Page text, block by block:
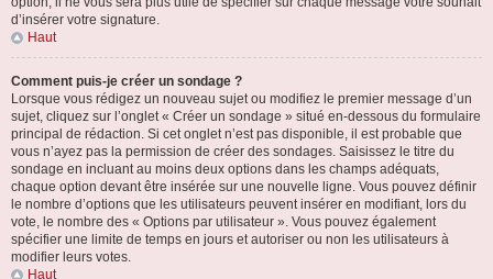
d’insérer votre signature.
Haut
Comment puis-je créer un sondage ?
Lorsque vous rédigez un nouveau sujet ou modifiez le premier message d’un
sujet, cliquez sur l’onglet « Créer un sondage » situé en-dessous du formulaire
principal de rédaction. Si cet onglet n’est pas disponible, il est probable que
vous n’ayez pas la permission de créer des sondages. Saisissez le titre du
sondage en incluant au moins deux options dans les champs adéquats,
chaque option devant être insérée sur une nouvelle ligne. Vous pouvez définir
le nombre d’options que les utilisateurs peuvent insérer en modifiant, lors du
vote, le nombre des « Options par utilisateur ». Vous pouvez également
spécifier une limite de temps en jours et autoriser ou non les utilisateurs à
modifier leurs votes.
Haut